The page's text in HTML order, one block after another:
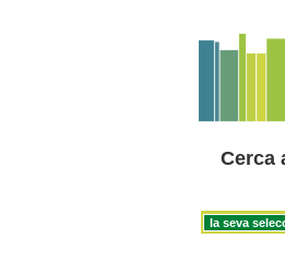
Cerca